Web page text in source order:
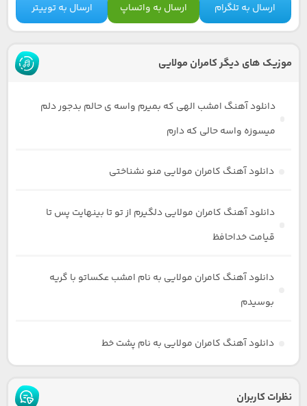
ارسال به تلگرام ارسال به واتساپ ارسال به توییتر
موزیک های دیگر کامران مولایی
دانلود آهنگ امشب الهی که بمیرم واسه ی حالم بدجور دلم
میسوزه واسه حالی که دارم
دانلود آهنگ کامران مولایی منو نشناختی
دانلود آهنگ کامران مولایی دلگیرم از تو تا بینهایت پس تا
قیامت خداحافظ
دانلود آهنگ کامران مولایی به نام امشب عکساتو با گریه
بوسیدم
دانلود آهنگ کامران مولایی به نام پشت خط
نظرات کاربران